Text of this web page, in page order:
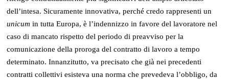
dell’intesa. Sicuramente innovativa, perché credo rappresenti un
unicum in tutta Europa, è l’indennizzo in favore del lavoratore nel
caso di mancato rispetto del periodo di preavviso per la
comunicazione della proroga del contratto di lavoro a tempo
determinato. Innanzitutto, va precisato che già nei precedenti
contratti collettivi esisteva una norma che prevedeva l’obbligo, da